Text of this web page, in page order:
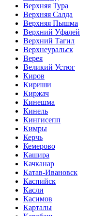
Верхняя Тура
Верхняя Салда
Верхняя Пышма
Верхний Уфалей
Верхний Тагил
Верхнеуральск
Верея
Великий Устюг
Киров
Кириши
Киржач
Кинешма
Кинель
Кингисепп
Кимры
Керчь
Кемерово
Кашира
Качканар
Катав-Ивановск
Каспийск
Касли
Касимов
Карталы